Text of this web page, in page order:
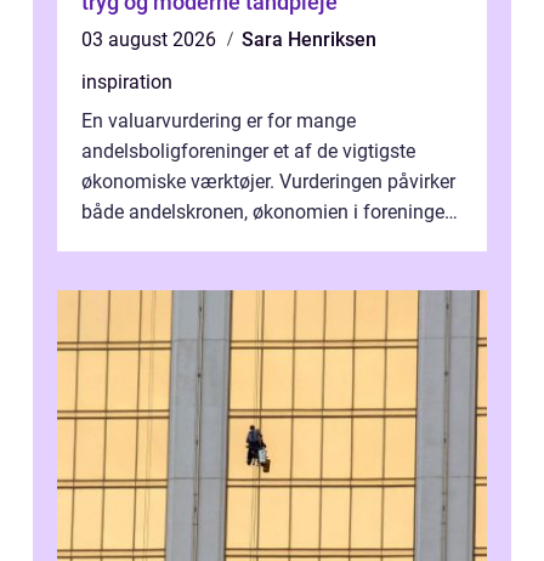
03 august 2026
Sara Henriksen
inspiration
En valuarvurdering er for mange
andelsboligforeninger et af de vigtigste
økonomiske værktøjer. Vurderingen påvirker
både andelskronen, økonomien i foreningen